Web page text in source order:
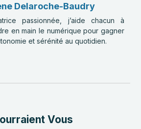
Delaroche-Baudry
passionnée, j’aide chacun à
en main le numérique pour gagner
et sérénité au quotidien.
Vous